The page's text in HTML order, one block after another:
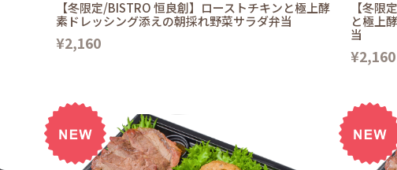
【冬限定/BISTRO 恒良創】ローストチキンと極上酵
素ドレッシング添えの朝採れ野菜サラダ弁当
¥2,160
【冬限
と極上
当
¥2,160